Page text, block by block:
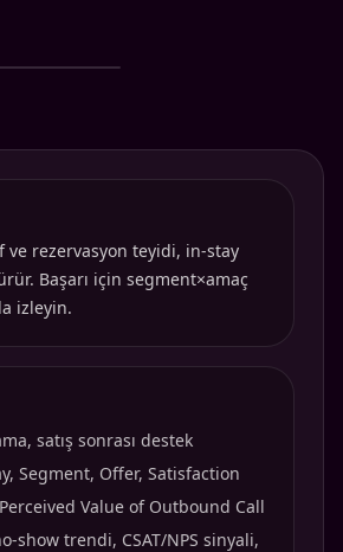
ve rezervasyon teyidi, in-stay
Başarı için segment×amaç
izleyin.
satış sonrası destek
Segment, Offer, Satisfaction
Value of Outbound Call
show trendi, CSAT/NPS sinyali,